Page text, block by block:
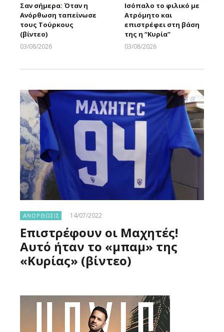
Σαν σήμερα: Όταν η
Ανόρθωση ταπείνωσε
τους Τούρκους
(βίντεο)
03/08/2026
Ισόπαλο το φιλικό με
Ατρόμητο και
επιστρέφει στη βάση
της η “Κυρία”
03/08/2026
ΑΝΟΡΘΩΣΙΣ 14/07/2022
Επιστρέφουν οι Μαχητές!
Αυτό ήταν το «μπαμ» της
«Κυρίας» (βίντεο)